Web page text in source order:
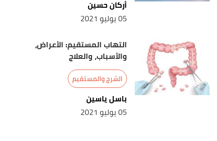
أركان حسين
05 يوليو 2021
التهاب المستقيم: الأعراض،
والأسباب، والعلاج
الشرج والمستقيم
باسل ياسين
05 يوليو 2021